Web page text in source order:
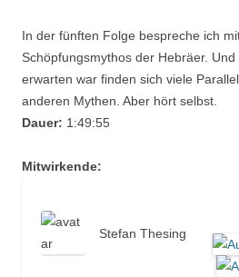
In der fünften Folge bespreche ich
Schöpfungsmythos der Hebräer.
erwarten war finden sich viele
anderen Mythen. Aber hört selbst.
Dauer: 1:49:55
Mitwirkende:
Stefan Thesing